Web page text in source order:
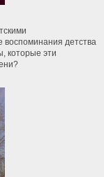
воспоминания детства
которые эти